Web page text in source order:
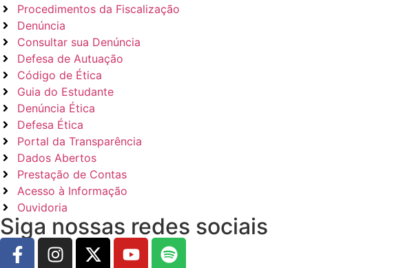
Procedimentos da Fiscalização
Denúncia
Consultar sua Denúncia
Defesa de Autuação
Código de Ética
Guia do Estudante
Denúncia Ética
Defesa Ética
Portal da Transparência
Dados Abertos
Prestação de Contas
Acesso à Informação
Ouvidoria
Siga nossas redes sociais